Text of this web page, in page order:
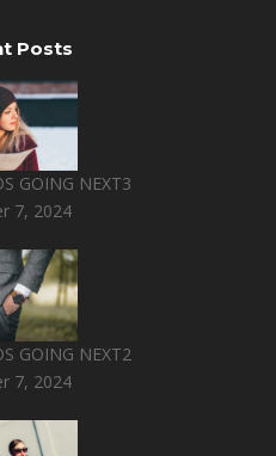
Posts
GOING NEXT3
7, 2024
GOING NEXT2
7, 2024